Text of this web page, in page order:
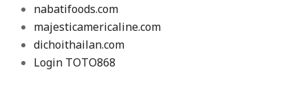
nabatifoods.com
majesticamericaline.com
dichoithailan.com
Login TOTO868